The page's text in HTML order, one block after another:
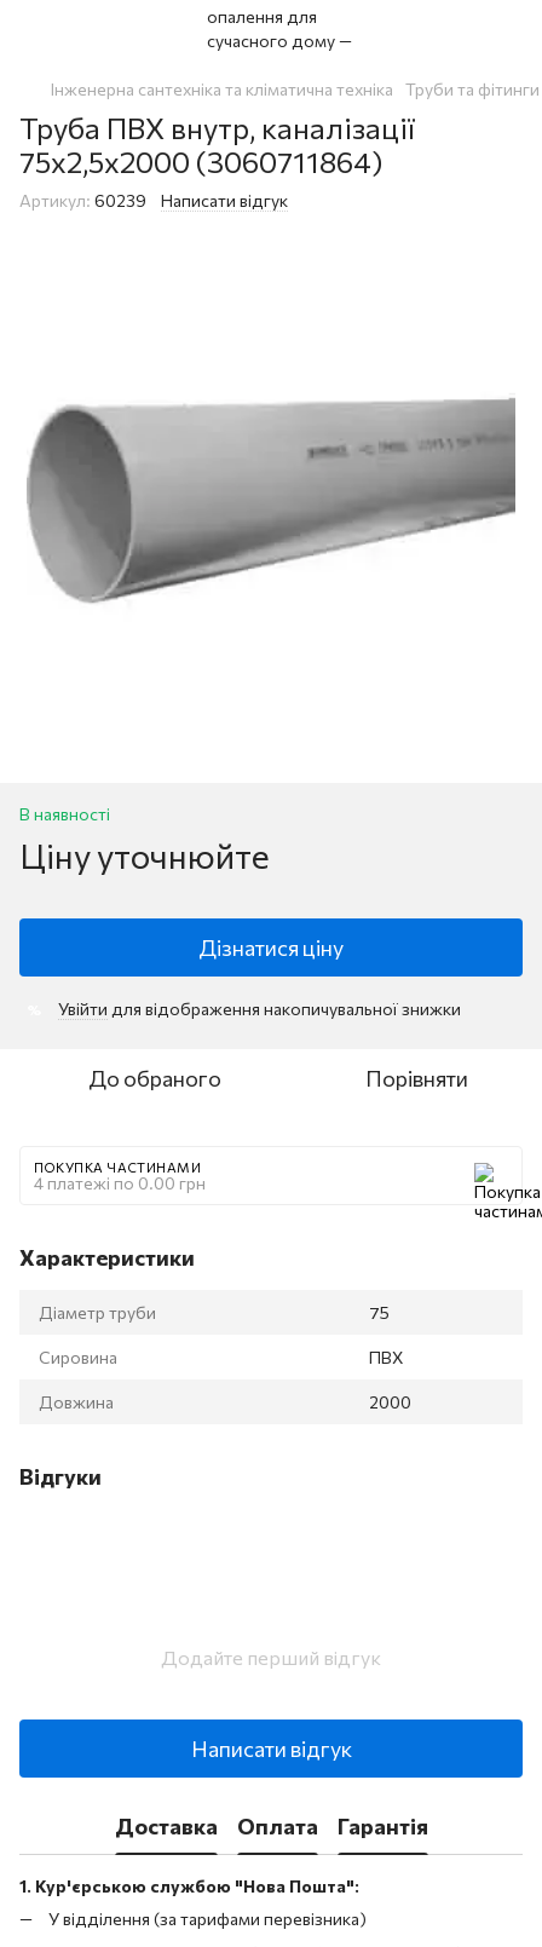
Інженерна сантехніка та кліматична техніка Труби та фітинги
Труба ПВХ внутр, каналізації
75x2,5x2000 (3060711864)
Артикул: 60239 Написати відгук
В наявності
Ціну уточнюйте
Дізнатися ціну
Увійти для відображення накопичувальної знижки
До обраного Порівняти
ПОКУПКА ЧАСТИНАМИ
4 платежі по 0.00 грн
Характеристики
Діаметр труби 75
Сировина ПВХ
Довжина 2000
Відгуки
Додайте перший відгук
Написати відгук
Доставка Оплата Гарантія
1. Кур'єрською службою "Нова Пошта":
У відділення (за тарифами перевізника)